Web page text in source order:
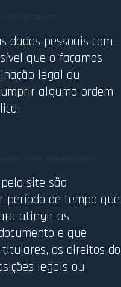
dados pessoais com
que o façamos
legal ou
alguma ordem
site são
período de tempo que
atingir as
e que
os direitos do
legais ou